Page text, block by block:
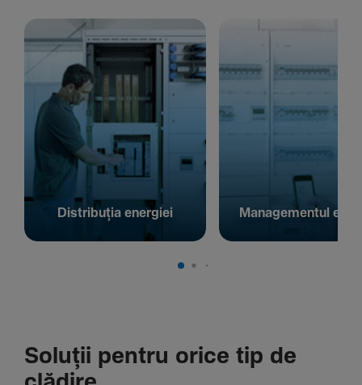
Distribuția energiei Managementul
Soluții pentru orice tip de